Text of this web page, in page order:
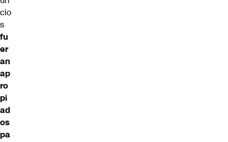
cio
s
fu
er
an
ap
ro
pi
ad
os
pa